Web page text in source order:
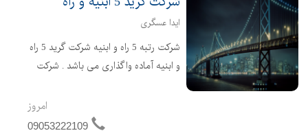
ایدا عسگری
شرکت رتبه 5 راه و ابنیه شرکت گرید 5 راه
و ابنیه آماده واگذاری می باشد . شرکت
پیمانکاری و 2 سال تعهد مهندسین می
باشد . تازه تاسیس و بدون کارکرد و بدون
امروز
09053222109